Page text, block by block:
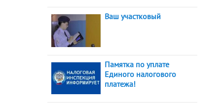
Ваш участковый
Памятка по уплате
Единого налогового
платежа!